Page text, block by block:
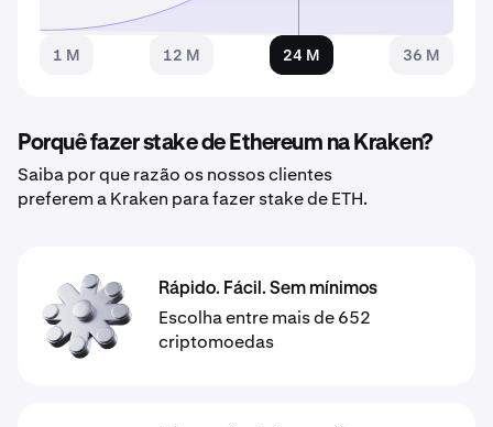
1 M 12 M 24 M 36 M
Porquê fazer stake de Ethereum na Kraken?
Saiba por que razão os nossos clientes
preferem a Kraken para fazer stake de ETH.
Rápido. Fácil. Sem mínimos
Escolha entre mais de 652
criptomoedas